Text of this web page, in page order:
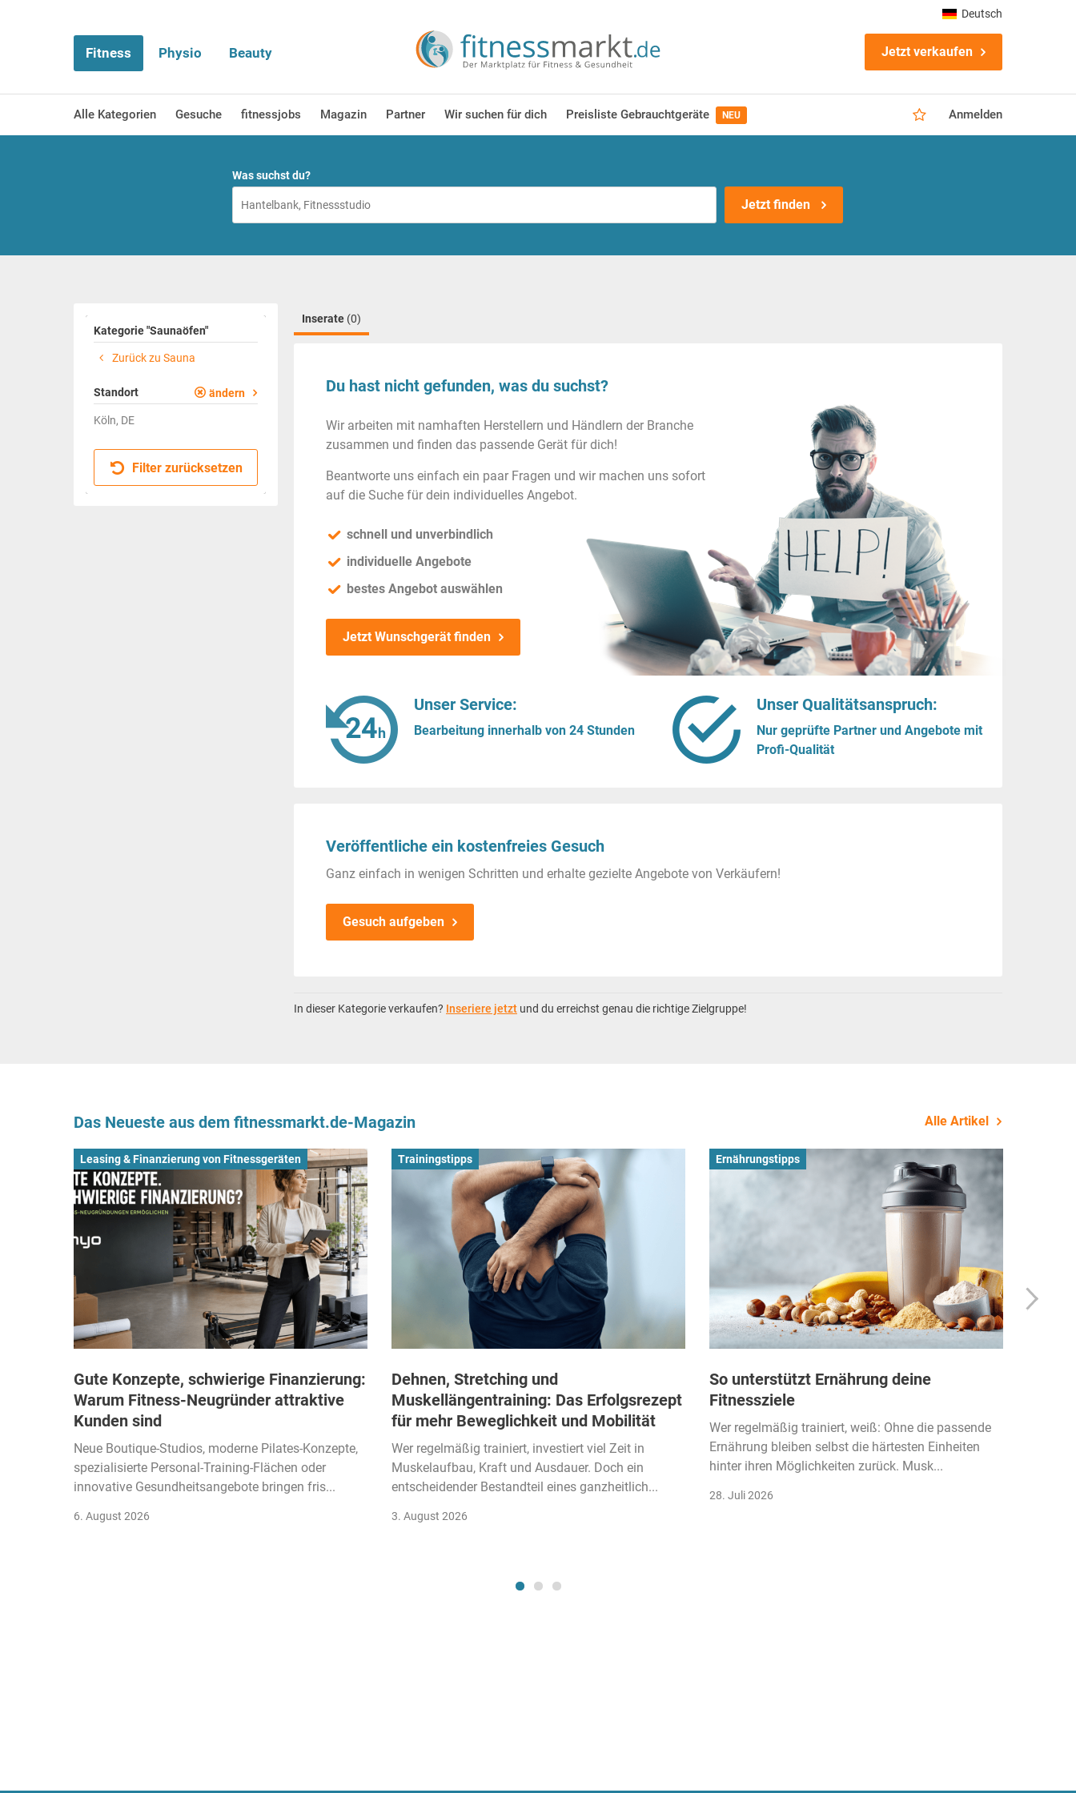
Fitness Physio Beauty Jetzt verkaufen
Alle Kategorien Gesuche fitnessjobs Magazin Partner Wir suchen für dich Preisliste Gebrauchtgeräte NEU Anmelden
Deutsch
Was suchst du?
Jetzt finden
Kategorie "Saunaöfen"
Zurück zu Sauna
Standort ändern
Köln, DE
Filter zurücksetzen
Inserate (0)
Du hast nicht gefunden, was du suchst?
Wir arbeiten mit namhaften Herstellern und Händlern der Branche
zusammen und finden das passende Gerät für dich!
Beantworte uns einfach ein paar Fragen und wir machen uns sofort
auf die Suche für dein individuelles Angebot.
schnell und unverbindlich
individuelle Angebote
bestes Angebot auswählen
Jetzt Wunschgerät finden
Unser Service:
Bearbeitung innerhalb von 24 Stunden
Unser Qualitätsanspruch:
Nur geprüfte Partner und Angebote mit
Profi-Qualität
Veröffentliche ein kostenfreies Gesuch
Ganz einfach in wenigen Schritten und erhalte gezielte Angebote von Verkäufern!
Gesuch aufgeben
In dieser Kategorie verkaufen? Inseriere jetzt und du erreichst genau die richtige Zielgruppe!
Das Neueste aus dem fitnessmarkt.de-Magazin Alle Artikel
Leasing & Finanzierung von Fitnessgeräten
Gute Konzepte, schwierige Finanzierung:
Warum Fitness-Neugründer attraktive
Kunden sind
Neue Boutique-Studios, moderne Pilates-Konzepte,
spezialisierte Personal-Training-Flächen oder
innovative Gesundheitsangebote bringen fris...
6. August 2026
Trainingstipps
Dehnen, Stretching und
Muskellängentraining: Das Erfolgsrezept
für mehr Beweglichkeit und Mobilität
Wer regelmäßig trainiert, investiert viel Zeit in
Muskelaufbau, Kraft und Ausdauer. Doch ein
entscheidender Bestandteil eines ganzheitlich...
3. August 2026
Ernährungstipps
So unterstützt Ernährung deine
Fitnessziele
Wer regelmäßig trainiert, weiß: Ohne die passende
Ernährung bleiben selbst die härtesten Einheiten
hinter ihren Möglichkeiten zurück. Musk...
28. Juli 2026